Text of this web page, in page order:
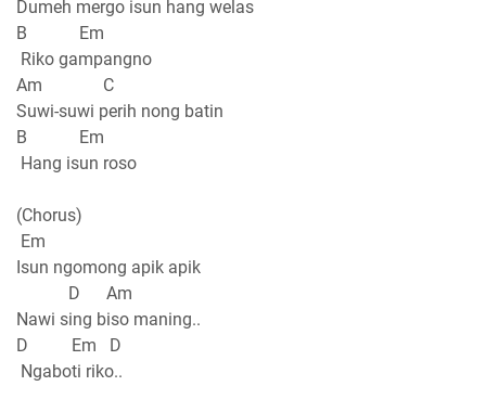
Dumeh mergo isun hang welas
B Em
Riko gampangno
Am C
Suwi-suwi perih nong batin
B Em
Hang isun roso
(Chorus)
Em
Isun ngomong apik apik
D Am
Nawi sing biso maning..
D Em D
Ngaboti riko..